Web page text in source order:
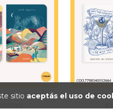
sitio aceptás el uso de
VIAJE NORTE
LIBRETAS